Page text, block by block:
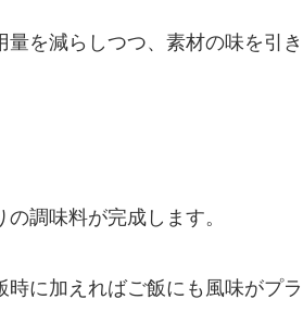
を減らしつつ、素材の味を引き
調味料が完成します。
に加えればご飯にも風味がプラ